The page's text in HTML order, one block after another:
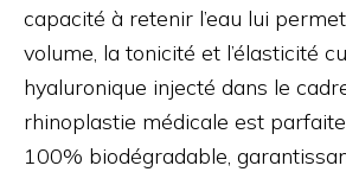
capacité à retenir l’eau lui
volume, la tonicité et l’élasticité
hyaluronique injecté dans le
rhinoplastie médicale est
100% biodégradable,